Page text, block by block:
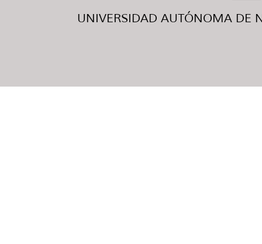
UNIVERSIDAD AUTÓNOMA DE